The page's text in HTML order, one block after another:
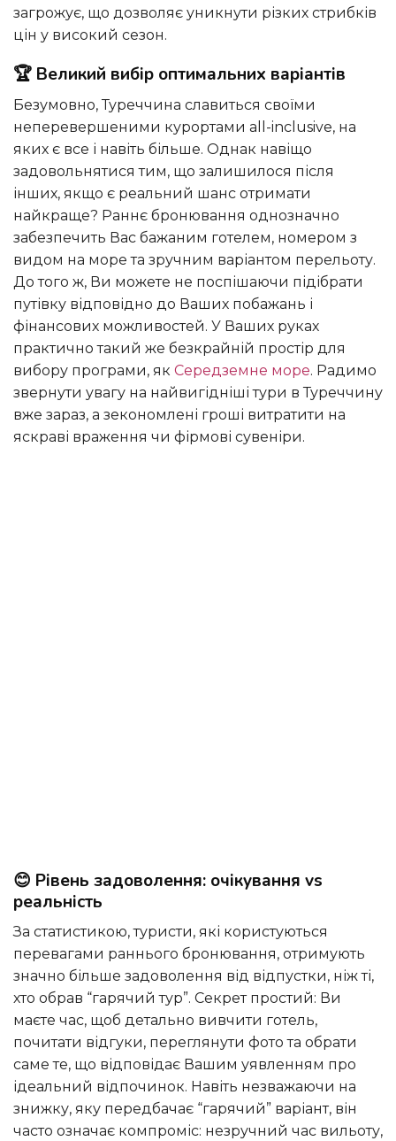
загрожує, що дозволяє уникнути різких стрибків
цін у високий сезон.
🏆 Великий вибір оптимальних варіантів
Безумовно, Туреччина славиться своїми
неперевершеними курортами all-inclusive, на
яких є все і навіть більше. Однак навіщо
задовольнятися тим, що залишилося після
інших, якщо є реальний шанс отримати
найкраще? Раннє бронювання однозначно
забезпечить Вас бажаним готелем, номером з
видом на море та зручним варіантом перельоту.
До того ж, Ви можете не поспішаючи підібрати
путівку відповідно до Ваших побажань і
фінансових можливостей. У Ваших руках
практично такий же безкрайній простір для
вибору програми, як Середземне море. Радимо
звернути увагу на найвигідніші тури в Туреччину
вже зараз, а зекономлені гроші витратити на
яскраві враження чи фірмові сувеніри.
😊 Рівень задоволення: очікування vs
реальність
За статистикою, туристи, які користуються
перевагами раннього бронювання, отримують
значно більше задоволення від відпустки, ніж ті,
хто обрав “гарячий тур”. Секрет простий: Ви
маєте час, щоб детально вивчити готель,
почитати відгуки, переглянути фото та обрати
саме те, що відповідає Вашим уявленням про
ідеальний відпочинок. Навіть незважаючи на
знижку, яку передбачає “гарячий” варіант, він
часто означає компроміс: незручний час вильоту,